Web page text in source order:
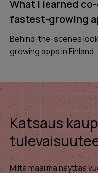
What I learned
fastest-growing
Behind-the-scenes
growing apps in Finland
Katsaus
Miltä maailma näyttää